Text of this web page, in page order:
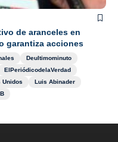
de aranceles en
garantiza acciones
Deultimominuto
ElPeriódicodelaVerdad
Unidos
Luis Abinader